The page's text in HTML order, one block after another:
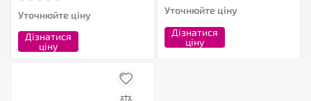
Уточнюйте ціну
Дізнатися
ціну
Уточнюйте ціну
Дізнатися
ціну